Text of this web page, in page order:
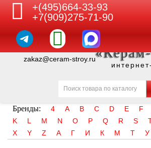
+(495)664-33-93
+7(909)275-71-90
zakaz@ceram-stroy.ru
Бренды: 4 A B C D E F
K
L M N O P Q R S
X
Y Z А Г И К М Т У